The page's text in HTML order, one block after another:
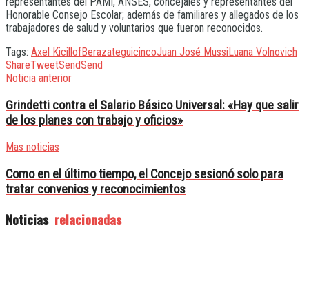
Honorable Consejo Escolar; además de familiares y allegados de los
trabajadores de salud y voluntarios que fueron reconocidos.
Tags: Axel KicillofBerazateguicincoJuan José MussiLuana Volnovich
ShareTweetSendSend
Noticia anterior
Grindetti contra el Salario Básico Universal: «Hay que salir
de los planes con trabajo y oficios»
Mas noticias
Como en el último tiempo, el Concejo sesionó solo para
tratar convenios y reconocimientos
Noticias relacionadas